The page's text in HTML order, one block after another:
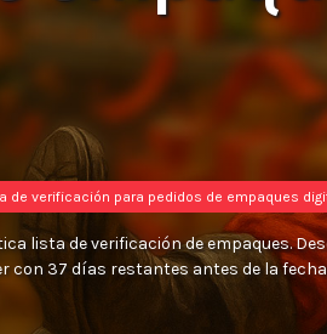
de verificación para pedidos de empaques
lista de verificación de empaques.
con 37 días restantes antes de la